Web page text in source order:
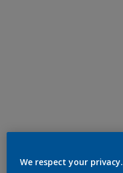
We respect your privacy.